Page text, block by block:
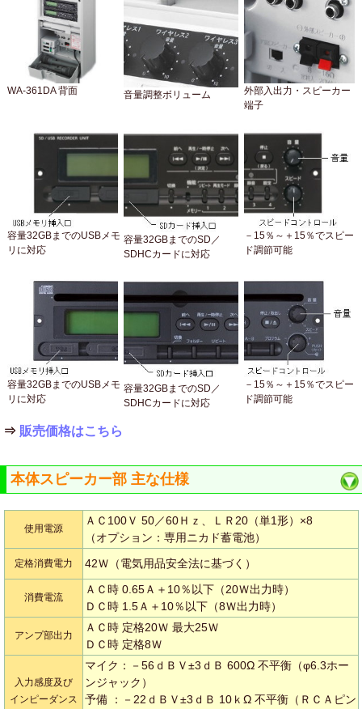
WA-361DA 背面 音量調整ボリューム
外部入出力・スピーカー
端子
容量32GBまでのUSBメモ
リに対応
容量32GBまでのSD／
SDHCカードに対応
－15％～＋15％でスピー
ド調節可能
容量32GBまでのUSBメモ
リに対応
容量32GBまでのSD／
SDHCカードに対応
－15％～＋15％でスピー
ド調節可能
⇒ 販売価格はこちら
本体スピーカー部 主な仕様
使用電源
ＡＣ100Ｖ 50／60Ｈｚ、ＬＲ20（単1形）×8
（オプション：専用ニカド蓄電池）
定格消費電力 42Ｗ（電気用品安全法に基づく）
消費電流
ＡＣ時 0.65Ａ＋10％以下（20Ｗ出力時）
ＤＣ時 1.5Ａ＋10％以下（8Ｗ出力時）
アンプ部出力
ＡＣ時 定格20Ｗ 最大25Ｗ
ＤＣ時 定格8Ｗ
入力感度及び
インピーダンス
マイク：－56ｄＢＶ±3ｄＢ 600Ω 不平衡（φ6.3ホー
ンジャック）
予備 ：－22ｄＢＶ±3ｄＢ 10ｋΩ 不平衡（ＲＣＡピン